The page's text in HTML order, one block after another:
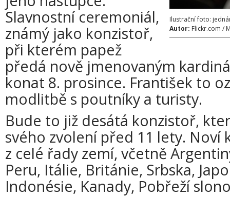
Ilustrační foto:
Autor: Flickr.com /
Slavnostní ceremoniál,
známý jako konzistoř,
při kterém papež
předá nově jmenovaným
konat 8. prosince. František to
modlitbě s poutníky a turisty.
Bude to již desátá konzistoř,
svého zvolení před 11 lety. Noví
z celé řady zemí, včetně
Peru, Itálie, Británie, Srbska,
Indonésie, Kanady, Pobřeží